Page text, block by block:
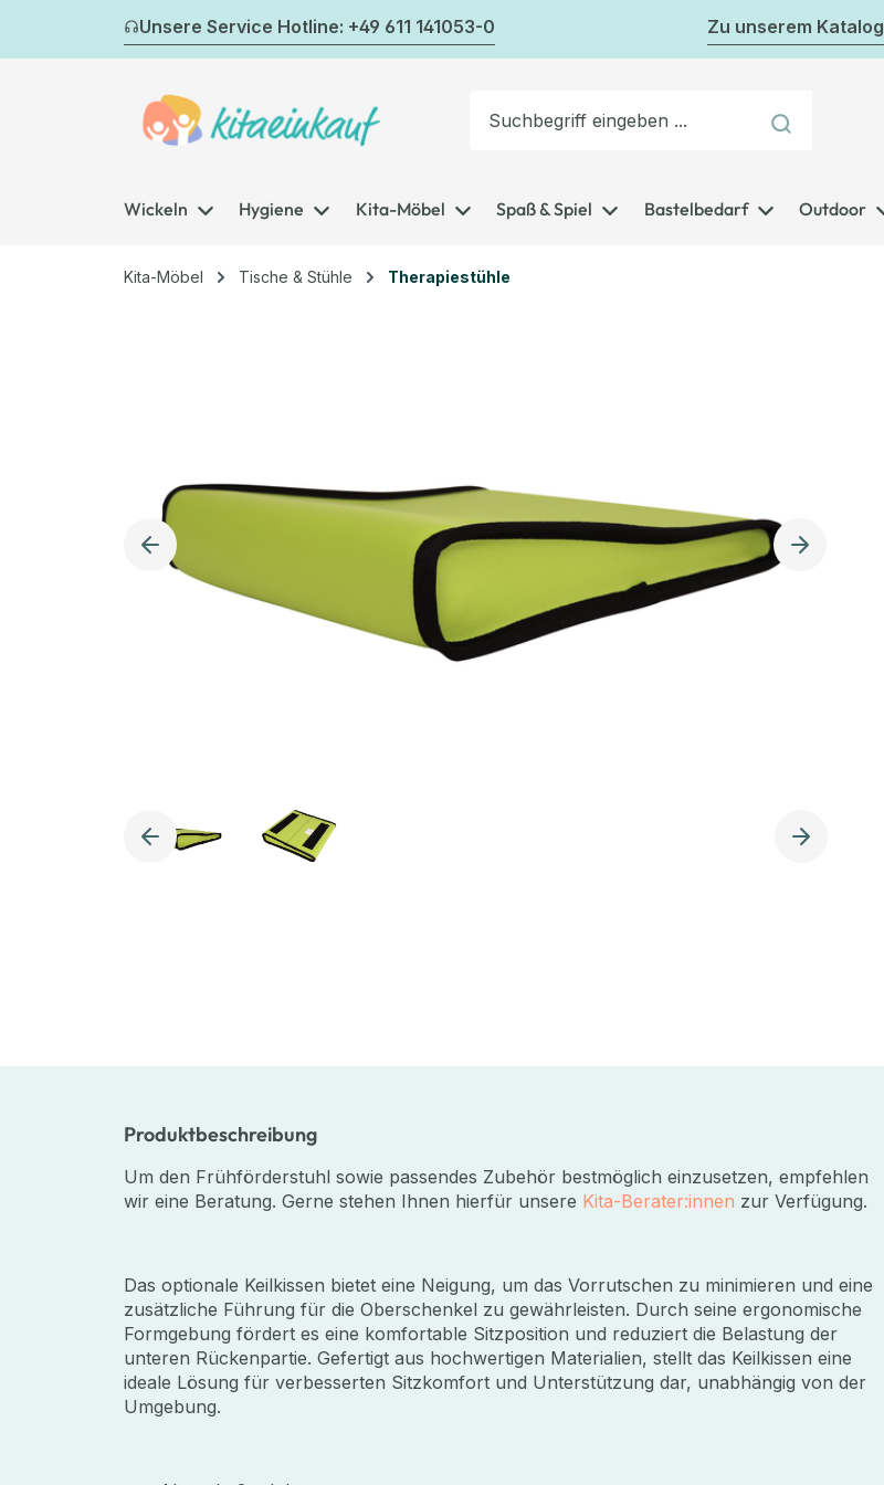
Hauptinhalt springen
Zur Suche springen
Zur Hauptnavigation springen
Unsere Service Hotline: +49 611 141053-0 Zu unserem Katalog
Wickeln Hygiene Kita-Möbel Spaß & Spiel Bastelbedarf Outdoor
Kita-Möbel Tische & Stühle Therapiestühle
Produktbeschreibung
Um den Frühförderstuhl sowie passendes Zubehör bestmöglich einzusetzen, empfehlen
wir eine Beratung. Gerne stehen Ihnen hierfür unsere Kita-Berater:innen zur Verfügung.
Das optionale Keilkissen bietet eine Neigung, um das Vorrutschen zu minimieren und eine
zusätzliche Führung für die Oberschenkel zu gewährleisten. Durch seine ergonomische
Formgebung fördert es eine komfortable Sitzposition und reduziert die Belastung der
unteren Rückenpartie. Gefertigt aus hochwertigen Materialien, stellt das Keilkissen eine
ideale Lösung für verbesserten Sitzkomfort und Unterstützung dar, unabhängig von der
Umgebung.